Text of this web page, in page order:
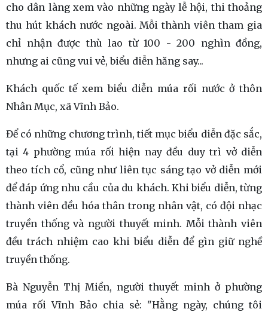
cho dân làng xem vào những ngày lễ hội, thi thoảng
thu hút khách nước ngoài. Mỗi thành viên tham gia
chỉ nhận được thù lao từ 100 - 200 nghìn đồng,
nhưng ai cũng vui vẻ, biểu diễn hăng say...
Khách quốc tế xem biểu diễn múa rối nước ở thôn
Nhân Mục, xã Vĩnh Bảo.
Để có những chương trình, tiết mục biểu diễn đặc sắc,
tại 4 phường múa rối hiện nay đều duy trì vở diễn
theo tích cổ, cũng như liên tục sáng tạo vở diễn mới
để đáp ứng nhu cầu của du khách. Khi biểu diễn, từng
thành viên đều hóa thân trong nhân vật, có đội nhạc
truyền thống và người thuyết minh. Mỗi thành viên
đều trách nhiệm cao khi biểu diễn để gìn giữ nghề
truyền thống.
Bà Nguyễn Thị Miền, người thuyết minh ở phường
múa rối Vĩnh Bảo chia sẻ: "Hằng ngày, chúng tôi